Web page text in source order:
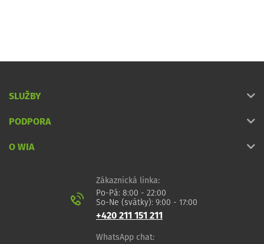
SLUŽBY
PODPORA
O WIA
Zákaznická linka:
Po-Pá: 8:00 - 22:00
So-Ne (svátky): 9:00 - 17:00
+420 211 151 211
WhatsApp chat: